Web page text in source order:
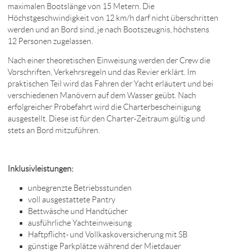
maximalen Bootslänge von 15 Metern. Die
Höchstgeschwindigkeit von 12 km/h darf nicht überschritten
werden und an Bord sind, je nach Bootszeugnis, höchstens
12 Personen zugelassen.
Nach einer theoretischen Einweisung werden der Crew die
Vorschriften, Verkehrsregeln und das Revier erklärt. Im
praktischen Teil wird das Fahren der Yacht erläutert und bei
verschiedenen Manövern auf dem Wasser geübt. Nach
erfolgreicher Probefahrt wird die Charterbescheinigung
ausgestellt. Diese ist für den Charter-Zeitraum gültig und
stets an Bord mitzuführen.
Inklusivleistungen:
unbegrenzte Betriebsstunden
voll ausgestattete Pantry
Bettwäsche und Handtücher
ausführliche Yachteinweisung
Haftpflicht- und Vollkaskoversicherung mit SB
günstige Parkplätze während der Mietdauer